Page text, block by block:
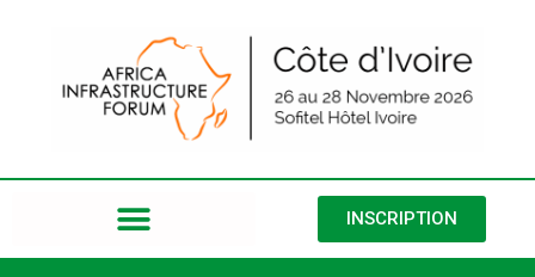
INSCRIPTION